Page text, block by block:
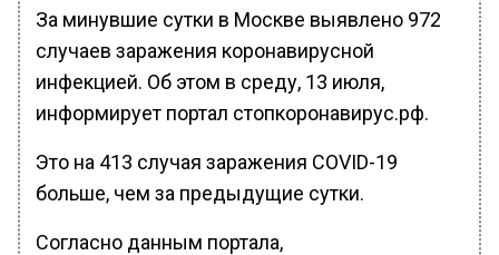
За минувшие сутки в Москве выявлено 972
случаев заражения коронавирусной
инфекцией. Об этом в среду, 13 июля,
информирует портал стопкоронавирус.рф.
Это на 413 случая заражения COVID-19
больше, чем за предыдущие сутки.
Согласно данным портала,